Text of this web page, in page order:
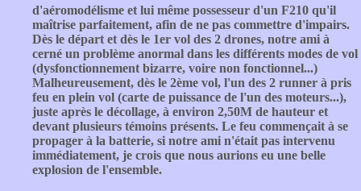
d'aéromodélisme et lui même possesseur d'un F210 qu'il
maîtrise parfaitement, afin de ne pas commettre d'impairs.
Dès le départ et dès le 1er vol des 2 drones, notre ami à
cerné un problème anormal dans les différents modes de vol
(dysfonctionnement bizarre, voire non fonctionnel...)
Malheureusement, dès le 2ème vol, l'un des 2 runner à pris
feu en plein vol (carte de puissance de l'un des moteurs...),
juste après le décollage, à environ 2,50M de hauteur et
devant plusieurs témoins présents. Le feu commençait à se
propager à la batterie, si notre ami n'était pas intervenu
immédiatement, je crois que nous aurions eu une belle
explosion de l'ensemble.